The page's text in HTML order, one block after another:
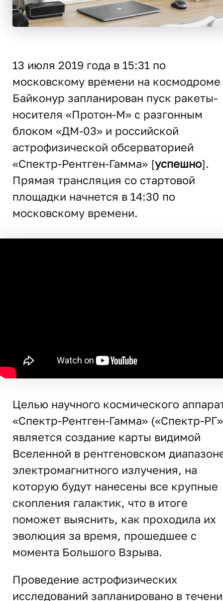
13 июля 2019 года в 15:31 по
московскому времени на космодроме
Байконур запланирован пуск ракеты-
носителя «Протон-М» с разгонным
блоком «ДМ-03» и российской
астрофизической обсерваторией
«Спектр-Рентген-Гамма» [успешно].
Прямая трансляция со стартовой
площадки начнется в 14:30 по
московскому времени.
Целью научного космического
«Спектр-Рентген-Гамма» («Спектр-
является создание карты видимой
Вселенной в рентгеновском
электромагнитного излучения, на
которую будут нанесены все крупные
скопления галактик, что в итоге
поможет выяснить, как проходила их
эволюция за время, прошедшее с
момента Большого Взрыва.
Проведение астрофизических
исследований запланировано в